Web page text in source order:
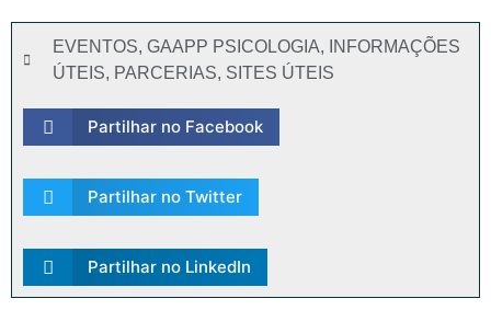
EVENTOS, GAAPP PSICOLOGIA,
INFORMAÇÕES
ÚTEIS, PARCERIAS, SITES ÚTEIS
Partilhar no Facebook
Partilhar no Twitter
Partilhar no LinkedIn